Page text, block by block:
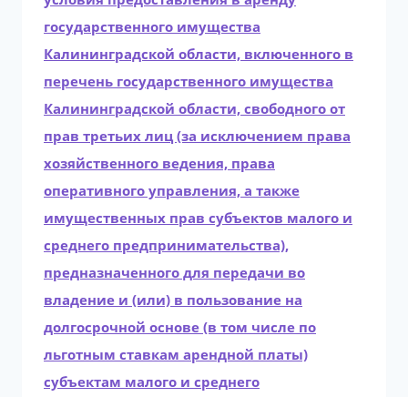
государственного имущества
Калининградской области, включенного в
перечень государственного имущества
Калининградской области, свободного от
прав третьих лиц (за исключением права
хозяйственного ведения, права
оперативного управления, а также
имущественных прав субъектов малого и
среднего предпринимательства),
предназначенного для передачи во
владение и (или) в пользование на
долгосрочной основе (в том числе по
льготным ставкам арендной платы)
субъектам малого и среднего